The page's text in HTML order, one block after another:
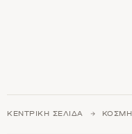
ΚΕΝΤΡΙΚΉ ΣΕΛΊΔΑ